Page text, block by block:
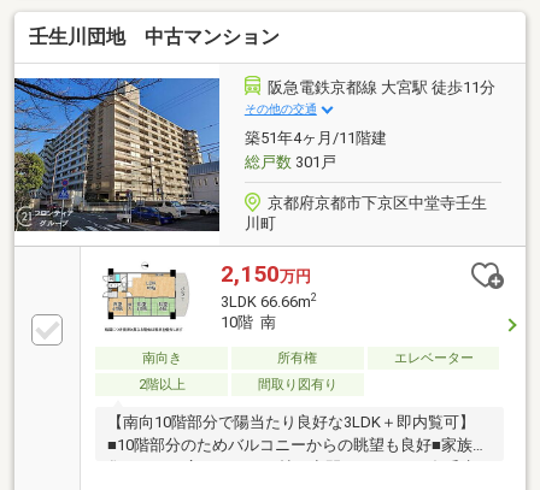
壬生川団地 中古マンション
阪急電鉄京都線 大宮駅 徒歩11分
その他の交通
築51年4ヶ月/11階建
総戸数301戸
京都府京都市下京区中堂寺壬生
川町
2,150万円
3LDK 66.66m2
10階 南
南向き 所有権
エレベーター
2階以上
間取り図有り
【南向10階部分で陽当たり良好な3LDK＋即内覧可】
■10階部分のためバルコニーからの眺望も良好■家族が
集うLDKは広々とした16帖の空間■フレスコ五条壬生